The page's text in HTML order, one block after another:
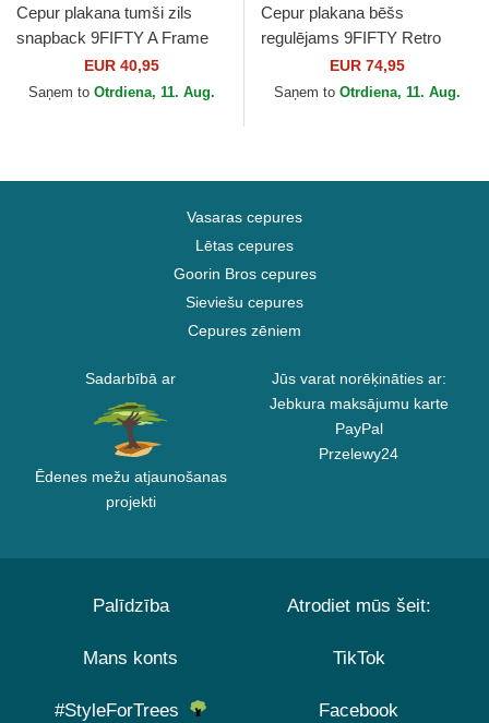
Cepur plakana tumši zils
snapback 9FIFTY A Frame
Historic no New York
Yankees MLB no New Era
EUR 40,95
Saņem to Otrdiena, 11. Aug.
Cepur plakana bēšs
regulējams 9FIFTY Retro
Crown Heritage no New York
Yankees MLB no New Era
EUR 74,95
Saņem to Otrdiena, 11. Aug.
Vasaras cepures
Lētas cepures
Goorin Bros cepures
Sieviešu cepures
Cepures zēniem
Sadarbībā ar
Ēdenes mežu atjaunošanas
projekti
Jūs varat norēķināties ar:
Jebkura maksājumu karte
PayPal
Przelewy24
Palīdzība
Mans konts
#StyleForTrees
Atrodiet mūs šeit:
TikTok
Facebook